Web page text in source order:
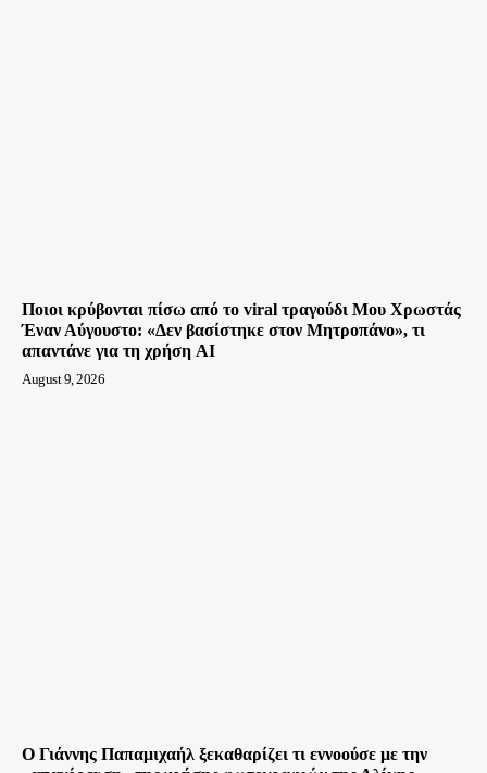
Ποιοι κρύβονται πίσω από το viral τραγούδι Μου Χρωστάς
Έναν Αύγουστο: «Δεν βασίστηκε στον Μητροπάνο», τι
απαντάνε για τη χρήση AI
August 9, 2026
Ο Γιάννης Παπαμιχαήλ ξεκαθαρίζει τι εννοούσε με την